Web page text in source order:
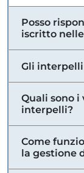
Posso
iscritto nelle
Gli interpelli
Quali sono
interpelli?
Come
la gestione